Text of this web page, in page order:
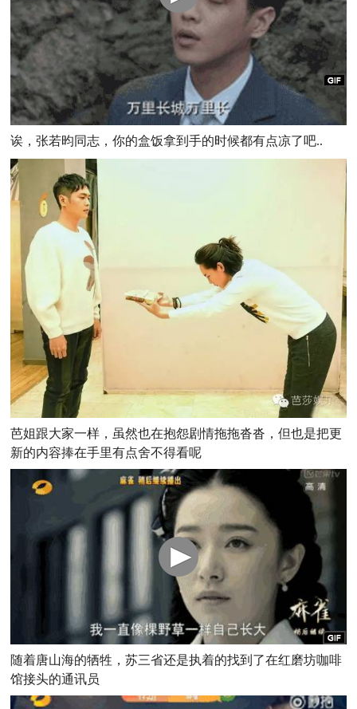
诶，张若昀同志，你的盒饭拿到手的时候都有点凉了吧..
芭姐跟大家一样，虽然也在抱怨剧情拖拖沓沓，但也是把更
新的内容捧在手里有点舍不得看呢
随着唐山海的牺牲，苏三省还是执着的找到了在红磨坊咖啡
馆接头的通讯员